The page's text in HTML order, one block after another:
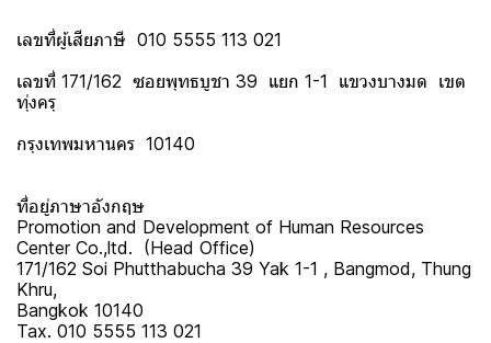
เลขที่ผู้เสียภาษี 010 5555 113 021
เลขที่ 171/162 ซอยพุทธบูชา 39 แยก 1-1 แขวงบางมด เขต
ทุ่งครุ
กรุงเทพมหานคร 10140
ที่อยู่ภาษาอังกฤษ
Promotion and Development of Human Resources
Center Co.,ltd. (Head Office)
171/162 Soi Phutthabucha 39 Yak 1-1 , Bangmod, Thung
Khru,
Bangkok 10140
Tax. 010 5555 113 021